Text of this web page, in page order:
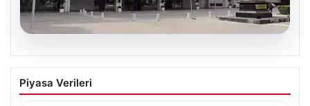
Antalya’daki yolsuzluk soruşturmasında
iki yeni gözaltı
Piyasa Verileri